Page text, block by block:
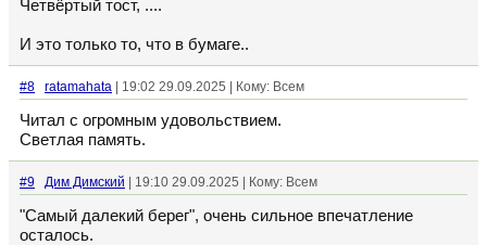
Четвёртый тост, ....
И это только то, что в бумаге..
#8 ratamahata | 19:02 29.09.2025 | Кому: Всем
Читал с огромным удовольствием.
Светлая память.
#9 Дим Димский | 19:10 29.09.2025 | Кому: Всем
"Самый далекий берег", очень сильное впечатление
осталось.